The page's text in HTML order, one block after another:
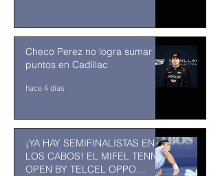
Checo Perez no logra sumar
puntos en Cadillac
hace 4 días
¡YA HAY SEMIFINALISTAS EN
LOS CABOS! EL MIFEL TENNIS
OPEN BY TELCEL OPPO